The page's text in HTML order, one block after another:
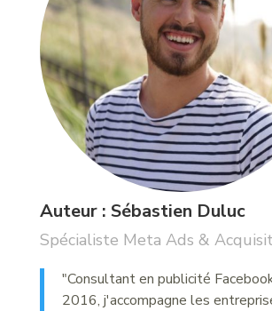
Auteur : Sébastien Duluc
Spécialiste Meta Ads &
"Consultant en publicité
2016, j'accompagne les